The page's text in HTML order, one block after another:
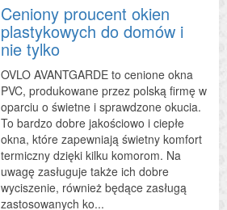
Ceniony proucent okien
plastykowych do domów i
nie tylko
OVLO AVANTGARDE to cenione okna
PVC, produkowane przez polską firmę w
oparciu o świetne i sprawdzone okucia.
To bardzo dobre jakościowo i ciepłe
okna, które zapewniają świetny komfort
termiczny dzięki kilku komorom. Na
uwagę zasługuje także ich dobre
wyciszenie, również będące zasługą
zastosowanych ko...